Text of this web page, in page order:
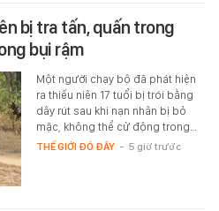
bị tra tấn, quấn trong
bụi rậm
Một người chạy bộ đã phát hiện
ra thiếu niên 17 tuổi bị trói bằng
dây rút sau khi nạn nhân bị bỏ
mặc, không thể cử động trong…
THẾ GIỚI ĐÓ ĐÂY - 5 giờ trước